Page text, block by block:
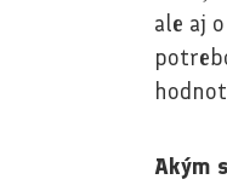
ale aj
Akým